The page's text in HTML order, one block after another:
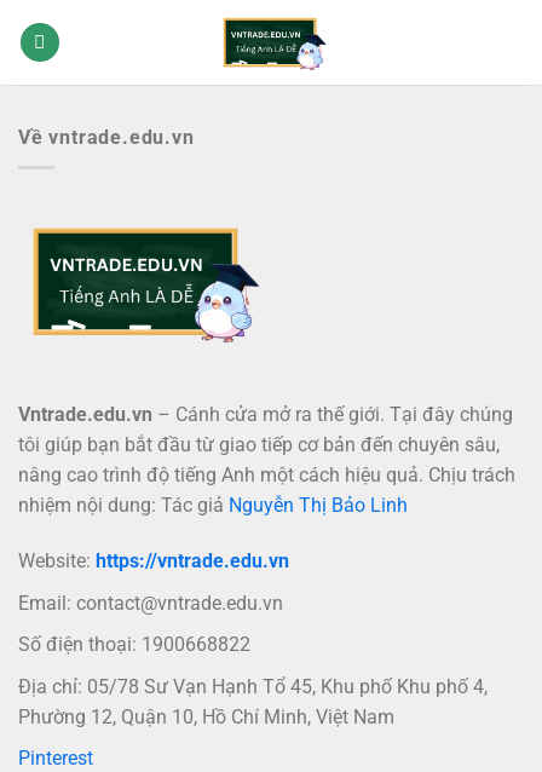
qua
Về vntrade.edu.vn
Vntrade.edu.vn – Cánh cửa mở ra thế giới. Tại đây chúng
tôi giúp bạn bắt đầu từ giao tiếp cơ bản đến chuyên sâu,
nâng cao trình độ tiếng Anh một cách hiệu quả. Chịu trách
nhiệm nội dung: Tác giả Nguyễn Thị Bảo Linh
Website: https://vntrade.edu.vn
Email: contact@vntrade.edu.vn
Số điện thoại: 1900668822
Địa chỉ: 05/78 Sư Vạn Hạnh Tổ 45, Khu phố Khu phố 4,
Phường 12, Quận 10, Hồ Chí Minh, Việt Nam
Pinterest